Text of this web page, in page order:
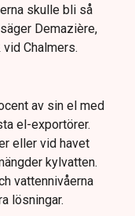
skulle bli så
Demazière,
Chalmers.
av sin el med
el-exportörer.
eller vid havet
kylvatten.
vattennivåerna
lösningar.